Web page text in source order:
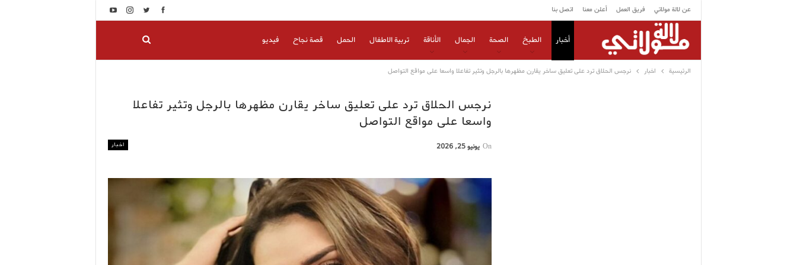
عن لالة مولاتي فريق العمل أعلن معنا اتصل بنا
أخبار الطبخ الصحة الجمال الأناقة تربية الاطفال الحمل قصة نجاح فيديو
الرئيسية اخبار نرجس الحلاق ترد على تعليق ساخر يقارن مظهرها بالرجل وتثير تفاعلا واسعا على مواقع التواصل
نرجس الحلاق ترد على تعليق ساخر يقارن مظهرها بالرجل وتثير تفاعلا
واسعا على مواقع التواصل
اخبار On يونيو 25, 2026